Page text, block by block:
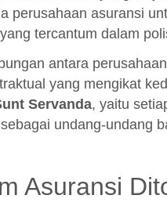
perusahaan asuransi
tercantum dalam
antara
yang mengikat
Servanda, yaitu
undang-undang
Asuransi